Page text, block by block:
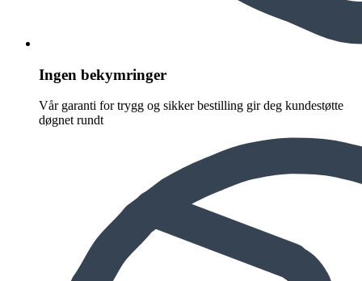
Ingen bekymringer
Vår garanti for trygg og sikker bestilling gir deg kundestøtte
døgnet rundt